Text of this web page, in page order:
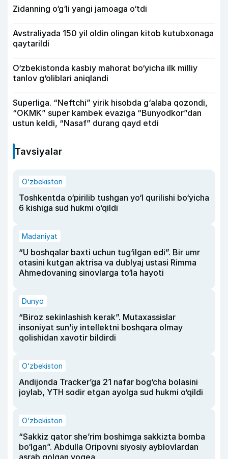
Zidanning o‘g‘li yangi jamoaga o‘tdi
Avstraliyada 150 yil oldin olingan kitob kutubxonaga
qaytarildi
O‘zbekistonda kasbiy mahorat bo‘yicha ilk milliy
tanlov g‘oliblari aniqlandi
Superliga. “Neftchi” yirik hisobda g‘alaba qozondi,
“OKMK” super kambek evaziga “Bunyodkor”dan
ustun keldi, “Nasaf” durang qayd etdi
Tavsiyalar
O‘zbekiston
Toshkentda o‘pirilib tushgan yo‘l qurilishi bo‘yicha
6 kishiga sud hukmi o‘qildi
Madaniyat
“U boshqalar baxti uchun tug‘ilgan edi”. Bir umr
otasini kutgan aktrisa va dublyaj ustasi Rimma
Ahmedovaning sinovlarga to‘la hayoti
Dunyo
“Biroz sekinlashish kerak”. Mutaxassislar
insoniyat sun’iy intellektni boshqara olmay
qolishidan xavotir bildirdi
O‘zbekiston
Andijonda Tracker’ga 21 nafar bog‘cha bolasini
joylab, YTH sodir etgan ayolga sud hukmi o‘qildi
O‘zbekiston
“Sakkiz qator she’rim boshimga sakkizta bomba
bo‘lgan”. Abdulla Oripovni siyosiy ayblovlardan
asrab qolgan voqea